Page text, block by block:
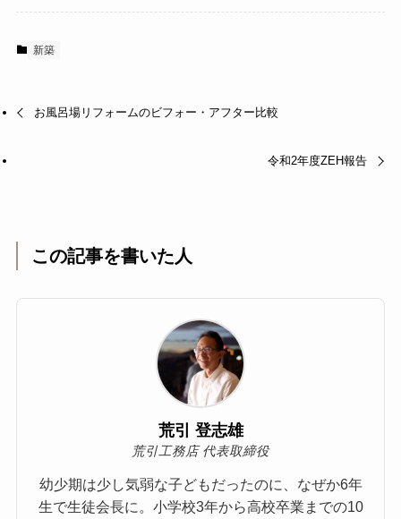
新築
お風呂場リフォームのビフォー・アフター比較
令和2年度ZEH報告
この記事を書いた人
荒引 登志雄
荒引工務店 代表取締役
幼少期は少し気弱な子どもだったのに、なぜか6年
生で生徒会長に。小学校3年から高校卒業までの10